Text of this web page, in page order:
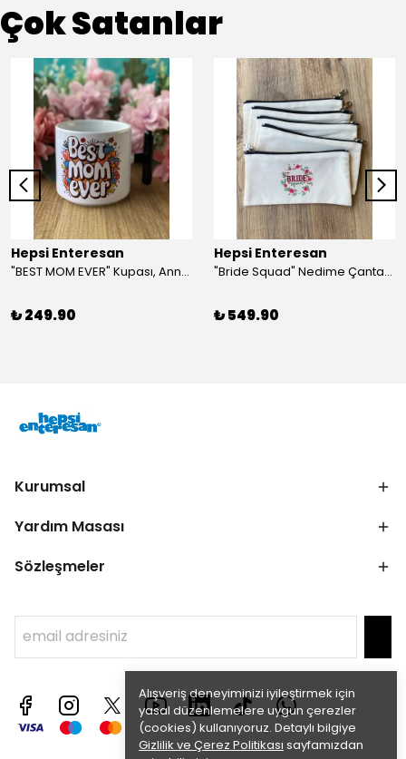
Alışveriş deneyiminizi iyileştirmek için
yasal düzenlemelere uygun çerezler
(cookies) kullanıyoruz. Detaylı bilgiye
Gizlilik ve Çerez Politikası sayfamızdan
Çok Satanlar
Hepsi Enteresan
"BEST MOM EVER" Kupası, Anneye Hediye, Anneler Günü, Porselen T Kupa
₺ 249.90
Hepsi Enteresan
"Bride Squad" Nedime Çantası, Kına Hediyesi, Düğün Hediyesi (5 adet)
₺ 549.90
Kurumsal
Yardım Masası
Sözleşmeler